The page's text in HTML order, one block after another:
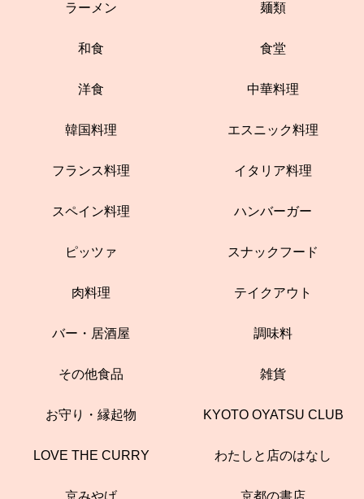
ラーメン 麺類
和食 食堂
洋食 中華料理
韓国料理 エスニック料理
フランス料理 イタリア料理
スペイン料理 ハンバーガー
ピッツァ スナックフード
肉料理 テイクアウト
バー・居酒屋 調味料
その他食品 雑貨
お守り・縁起物 KYOTO OYATSU CLUB
LOVE THE CURRY わたしと店のはなし
京みやげ 京都の書店